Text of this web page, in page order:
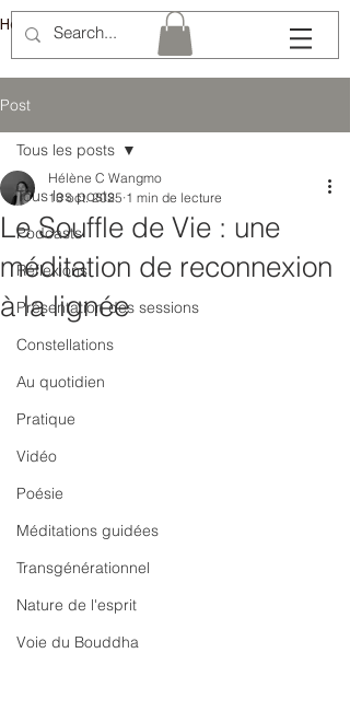
Hélène Lémery
Post
Tous les posts
Podcasts
Réflexions
Présentation des sessions
Constellations
Au quotidien
Pratique
Vidéo
Poésie
Méditations guidées
Transgénérationnel
Nature de l'esprit
Voie du Bouddha
Tous les posts
Le Souffle de Vie : une
méditation de reconnexion
à la lignée
Hélène C Wangmo
13 oct. 2025 1 min de lecture